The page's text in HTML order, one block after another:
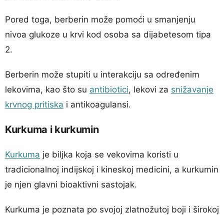
Pored toga, berberin može pomoći u smanjenju
nivoa glukoze u krvi kod osoba sa dijabetesom tipa
2.
Berberin može stupiti u interakciju sa određenim
lekovima, kao što su antibiotici, lekovi za snižavanje
krvnog pritiska i antikoagulansi.
Kurkuma i kurkumin
Kurkuma je biljka koja se vekovima koristi u
tradicionalnoj indijskoj i kineskoj medicini, a kurkumin
je njen glavni bioaktivni sastojak.
Kurkuma je poznata po svojoj zlatnožutoj boji i širokoj